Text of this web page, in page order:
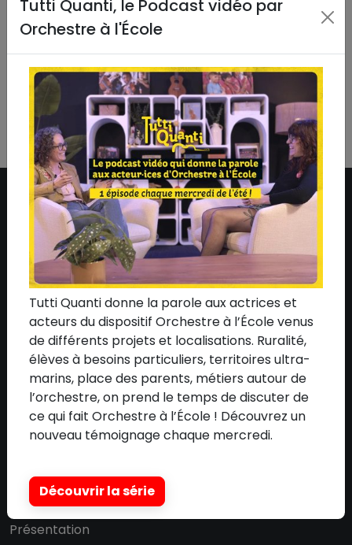
#Rapport d'activité•#Rassemblement•
#Reconditionné•#Remise en état
•#Sacem•#Shani Diluka•#Soirée de soutien•
#Spedidam•#Télévision•#Thomas Leleu•#Un
Été en France
•#Vidéo •#Yves Jamait
Sagazan
#Zénith•#Tous
ASSOCIATION
Qui sommes-nous ?
L'équipe
Le conseil d'administration
Nos mécènes
Nos partenaires
Communication
Adhérer à l'association
DISPOSITIF
Présentation
Tutti Quanti, le Podcast vidéo par
Orchestre à l'École
Tutti Quanti donne la parole aux actrices et
acteurs du dispositif Orchestre à l’École venus
de différents projets et localisations. Ruralité,
élèves à besoins particuliers, territoires ultra-
marins, place des parents, métiers autour de
l’orchestre, on prend le temps de discuter de
ce qui fait Orchestre à l’École ! Découvrez un
nouveau témoignage chaque mercredi.
Découvrir la série